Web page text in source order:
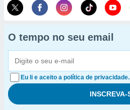
O tempo no seu email
Eu li e aceito a política de privacidade.